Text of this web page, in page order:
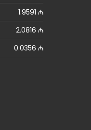
1.9591 ₼
2.0816 ₼
0.0356 ₼